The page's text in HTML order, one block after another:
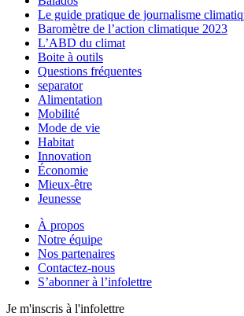
Le guide pratique de journalisme
Baromètre de l’action climatique 2023
L’ABD du climat
Boite à outils
Questions fréquentes
separator
Alimentation
Mobilité
Mode de vie
Habitat
Innovation
Économie
Mieux-être
Jeunesse
À propos
Notre équipe
Nos partenaires
Contactez-nous
S’abonner à l’infolettre
Je m'inscris à l'infolettre